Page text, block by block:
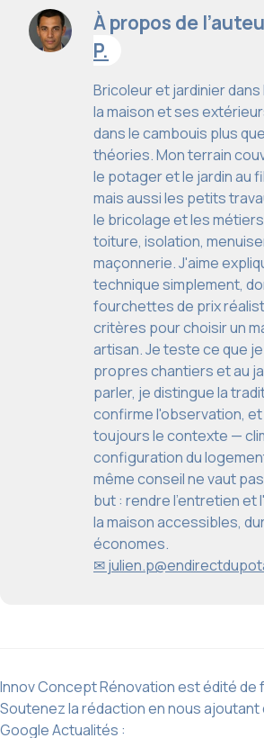
À propos de
P.
Bricoleur et jardinier
la maison et ses
dans le cambouis plus
théories. Mon terrain
le potager et le jardin au
mais aussi les petits
le bricolage et les
toiture, isolation,
maçonnerie. J'aime
technique simplement,
fourchettes de prix
critères pour choisir un
artisan. Je teste ce que
propres chantiers et au
parler, je distingue la
confirme l'observation,
toujours le contexte —
configuration du
même conseil ne vaut
but : rendre l'entretien et
la maison accessibles,
économes.
✉
Innov Concept Rénovation est édité de
Soutenez la rédaction en nous
Google Actualités :